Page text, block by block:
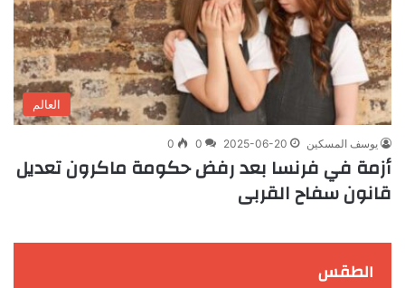
العالم
يوسف المسكين 2025-06-20
0
0
أزمة في فرنسا بعد رفض حكومة ماكرون تعديل
قانون سفاح القربى
الطقس